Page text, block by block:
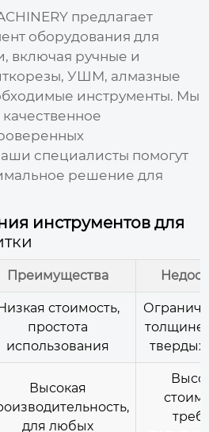
предлагает
оборудования для
, включая ручные и
УШМ, алмазные
инструменты. Мы
специалисты помогут
решение для
инструментов для
Преимущества
стоимость,
простота
использования
толщине,
твердых
Высокая
для любых